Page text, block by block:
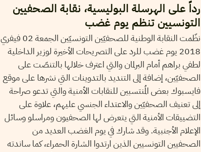
رداً على الهرسلة البوليسية، نقابة الصحفيين
التونسيين تنظم يوم غضب
نظّمت النقابة الوطنية للصحفيّين التونسيّين الجمعة 02 فيفري
2018 يوم غضب للرد على التصريحات الأخيرة لوزير الداخلية
لطفي براهم أمام البرلمان والتي اعترف خلالها بالتنصّت على
الصحفيّين، إضافة إلى التنديد بالتدوينات التي نشرها على موقع
فايسبوك بعض المُنتسبين للنقابات الأمنية والتي تدعو صراحة
إلى تعنيف الصحفيّين والاعتداء الجنسي عليهم، علاوة على
التضييقات الأمنية التي يتعرض لها الصحفيون ومراسلو وسائل
الإعلام الأجنبية. وقد شارك في يوم الغضب العديد من
الصحفيين التونسيين الذين ارتدوا الشارة الحمراء، كما ساندته